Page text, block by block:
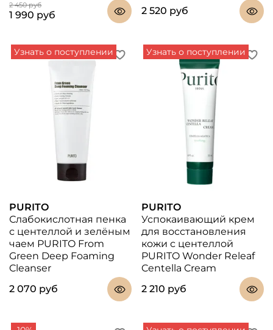
2 450 руб
1 990 руб
2 520 руб
Узнать о поступлении
PURITO
Слабокислотная пенка
с центеллой и зелёным
чаем PURITO From
Green Deep Foaming
Cleanser
2 070 руб
Узнать о поступлении
PURITO
Успокаивающий крем
для восстановления
кожи с центеллой
PURITO Wonder Releaf
Centella Cream
2 210 руб